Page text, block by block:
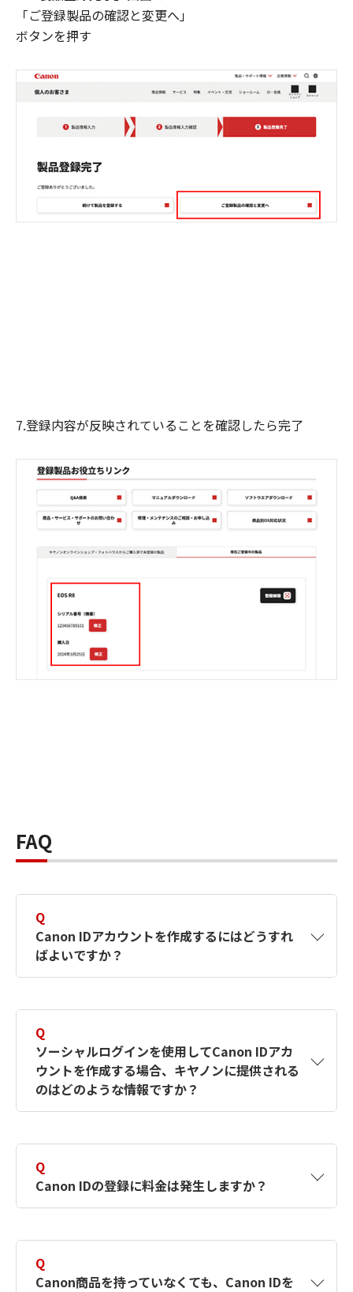
「ご登録製品の確認と変更へ」
ボタンを押す
7.登録内容が反映されていることを確認したら完了
FAQ
Q
Canon IDアカウントを作成するにはどうすれ
ばよいですか？
す。詳しい作成方法は【カメラ】Canon IDとは
何ですか？Canon IDの作成方法は？をご確認く
ださい。
Q
ソーシャルログインを使用してCanon IDアカ
ウントを作成する場合、キヤノンに提供される
のはどのような情報ですか？
択したサービスから取得します。アカウントを
簡単に作成できるように、この情報を使用して
Canon IDの登録フォームを入力します。
Q
Canon IDの登録に料金は発生しますか？
Q
Canon商品を持っていなくても、Canon IDを